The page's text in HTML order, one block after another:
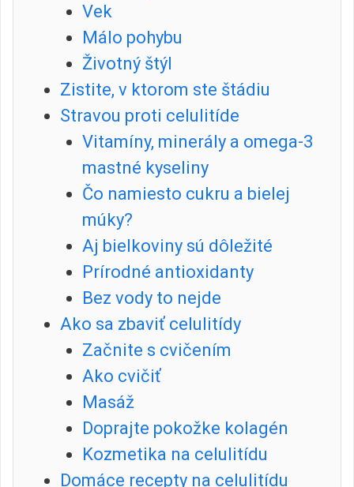
Vek
Málo pohybu
Životný štýl
Zistite, v ktorom ste štádiu
Stravou proti celulitíde
Vitamíny, minerály a omega-3
mastné kyseliny
Čo namiesto cukru a bielej
múky?
Aj bielkoviny sú dôležité
Prírodné antioxidanty
Bez vody to nejde
Ako sa zbaviť celulitídy
Začnite s cvičením
Ako cvičiť
Masáž
Doprajte pokožke kolagén
Kozmetika na celulitídu
Domáce recepty na celulitídu